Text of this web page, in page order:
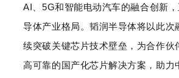
AI、5G和智能电动汽车的融合创新
导体产业格局。韬润半导体将以此次
续突破关键芯片技术壁垒，为合作伙
高可靠的国产化芯片解决方案，助力